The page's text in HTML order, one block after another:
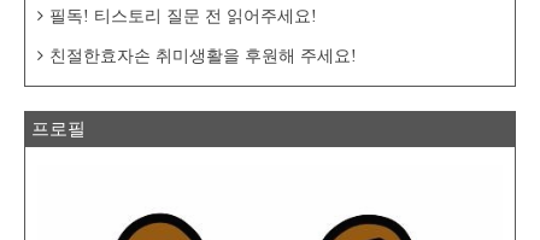
필독! 티스토리 질문 전 읽어주세요!
친절한효자손 취미생활을 후원해 주세요!
프로필